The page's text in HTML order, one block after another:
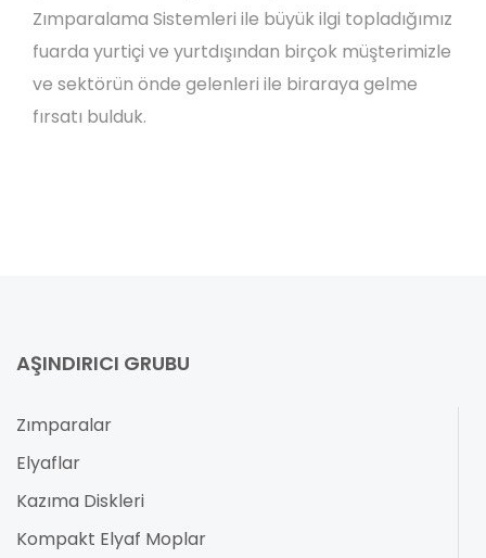
Zımparalama Sistemleri ile büyük ilgi topladığımız
fuarda yurtiçi ve yurtdışından birçok müşterimizle
ve sektörün önde gelenleri ile biraraya gelme
fırsatı bulduk.
AŞINDIRICI GRUBU
Zımparalar
Elyaflar
Kazıma Diskleri
Kompakt Elyaf Moplar